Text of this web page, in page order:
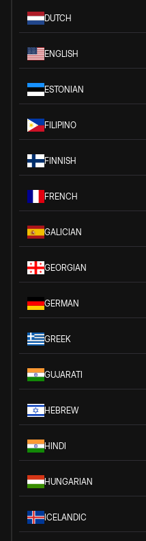
DUTCH
ENGLISH
ESTONIAN
FILIPINO
FINNISH
FRENCH
GALICIAN
GEORGIAN
GERMAN
GREEK
GUJARATI
HEBREW
HINDI
HUNGARIAN
ICELANDIC